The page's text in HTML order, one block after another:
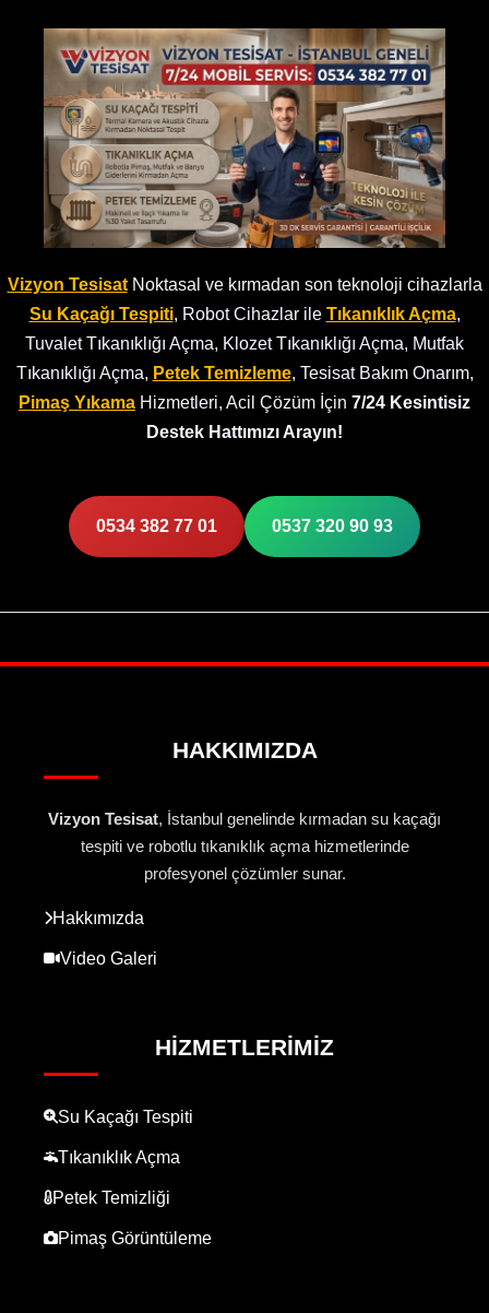
Vizyon TesisatNoktasal ve kırmadan son teknoloji cihazlarla
Su Kaçağı Tespiti, Robot Cihazlar ile Tıkanıklık Açma,
Tuvalet Tıkanıklığı Açma, Klozet Tıkanıklığı Açma, Mutfak
Tıkanıklığı Açma, Petek Temizleme, Tesisat Bakım Onarım,
Pimaş Yıkama Hizmetleri, Acil Çözüm İçin 7/24 Kesintisiz
Destek Hattımızı Arayın!
0534 382 77 01 0537 320 90 93
HAKKIMIZDA
Vizyon Tesisat, İstanbul genelinde kırmadan su kaçağı
tespiti ve robotlu tıkanıklık açma hizmetlerinde
profesyonel çözümler sunar.
Hakkımızda
Video Galeri
HIZMETLERIMIZ
Su Kaçağı Tespiti
Tıkanıklık Açma
Petek Temizliği
Pimaş Görüntüleme